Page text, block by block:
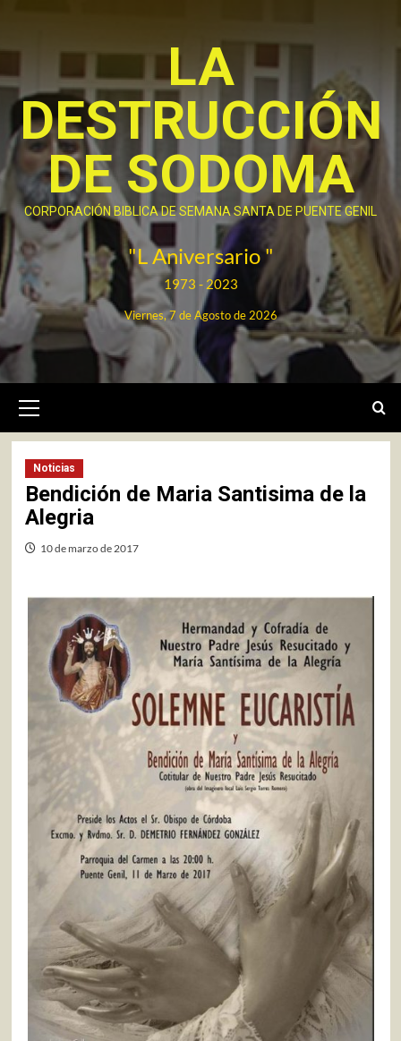
contenido
LA
DESTRUCCIÓN
DE SODOMA
CORPORACIÓN BIBLICA DE SEMANA SANTA DE PUENTE GENIL
"L Aniversario "
1973 - 2023
Viernes, 7 de Agosto de 2026
primario
Noticias
Bendición de Maria Santisima de la
Alegria
10 de marzo de 2017